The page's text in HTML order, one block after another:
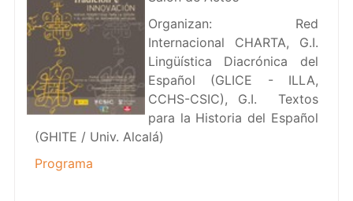
Organizan: Red
Internacional CHARTA, G.I.
Lingüística Diacrónica del
Español (GLICE - ILLA,
CCHS-CSIC), G.I. Textos
para la Historia del Español
(GHITE / Univ. Alcalá)
Programa